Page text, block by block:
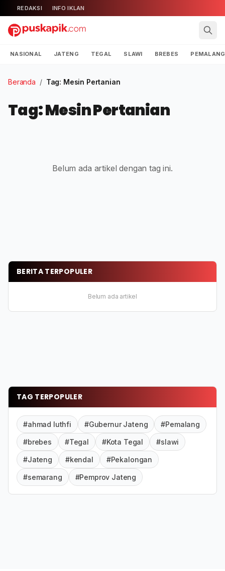
REDAKSI INFO IKLAN
NASIONAL JATENG TEGAL SLAWI BREBES PEMALANG
Beranda / Tag: Mesin Pertanian
Tag: Mesin Pertanian
Belum ada artikel dengan tag ini.
BERITA TERPOPULER
Belum ada artikel
TAG TERPOPULER
#ahmad luthfi #Gubernur Jateng #Pemalang
#brebes #Tegal #Kota Tegal #slawi
#Jateng #kendal #Pekalongan
#semarang #Pemprov Jateng